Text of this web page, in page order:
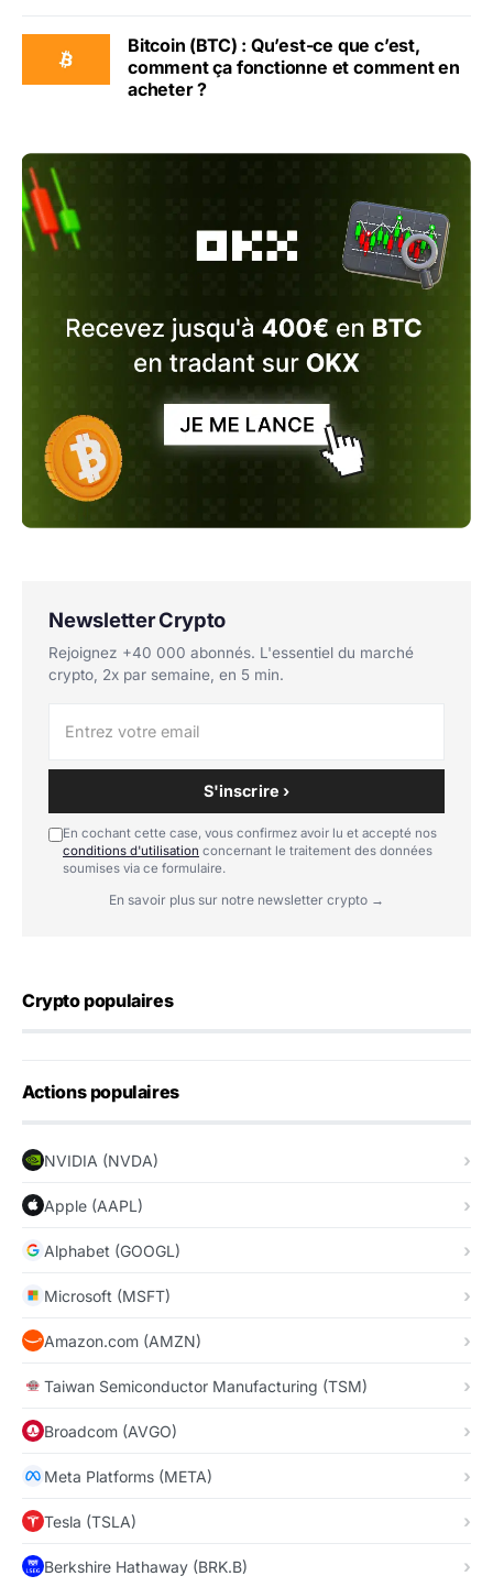
Bitcoin (BTC) : Qu’est-ce que c’est,
comment ça fonctionne et comment en
acheter ?
Newsletter Crypto
Rejoignez +40 000 abonnés. L'essentiel du marché
crypto, 2x par semaine, en 5 min.
S'inscrire ›
En cochant cette case, vous confirmez avoir lu et accepté nos
conditions d'utilisation concernant le traitement des données
soumises via ce formulaire.
En savoir plus sur notre newsletter crypto →
Crypto populaires
Actions populaires
NVIDIA (NVDA)
Apple (AAPL)
Alphabet (GOOGL)
Microsoft (MSFT)
Amazon.com (AMZN)
Taiwan Semiconductor Manufacturing (TSM)
Broadcom (AVGO)
Meta Platforms (META)
Tesla (TSLA)
Berkshire Hathaway (BRK.B)